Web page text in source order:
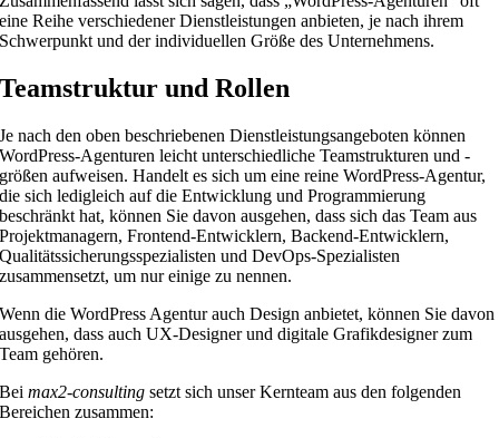
eine Reihe verschiedener Dienstleistungen anbieten, je nach ihrem
Schwerpunkt und der individuellen Größe des Unternehmens.
Teamstruktur und Rollen
Je nach den oben beschriebenen Dienstleistungsangeboten können
WordPress-Agenturen leicht unterschiedliche Teamstrukturen und -
größen aufweisen. Handelt es sich um eine reine WordPress-Agentur,
die sich ledigleich auf die Entwicklung und Programmierung
beschränkt hat, können Sie davon ausgehen, dass sich das Team aus
Projektmanagern, Frontend-Entwicklern, Backend-Entwicklern,
Qualitätssicherungsspezialisten und DevOps-Spezialisten
zusammensetzt, um nur einige zu nennen.
Wenn die WordPress Agentur auch Design anbietet, können Sie davon
ausgehen, dass auch UX-Designer und digitale Grafikdesigner zum
Team gehören.
Beimax2-consulting setzt sich unser Kernteam aus den folgenden
Bereichen zusammen: